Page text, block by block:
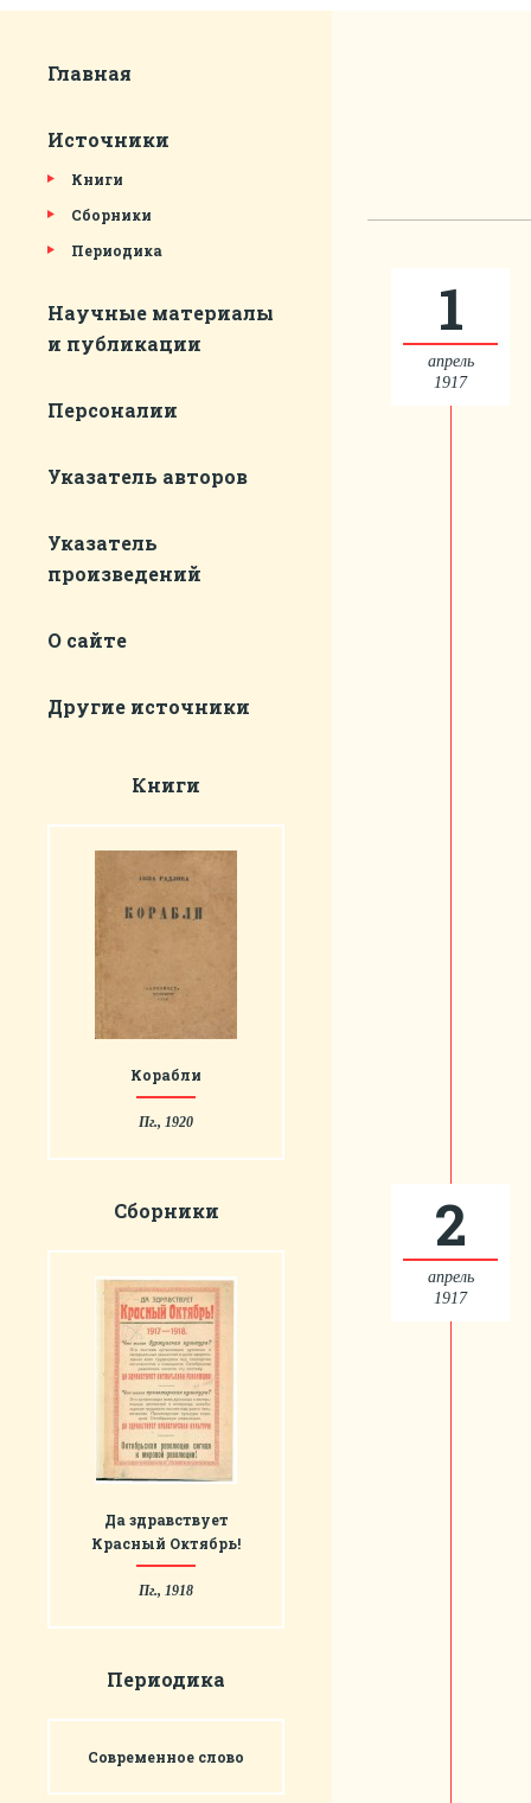
Главная
Источники
Книги
Сборники
Периодика
Научные материалы
и публикации
Персоналии
Указатель авторов
Указатель
произведений
О сайте
Другие источники
Книги
Корабли
Пг., 1920
Сборники
Да здравствует
Красный Октябрь!
Пг., 1918
Периодика
Современное слово
1
апрель
1917
2
апрель
1917